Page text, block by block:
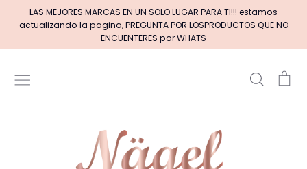
directamente
contenido
LAS MEJORES MARCAS EN UN SOLO LUGAR PARA TI!!! estamos
actualizando la pagina, PREGUNTA POR LOSPRODUCTOS QUE NO
ENCUENTERES por WHATS
Buscar
MARCAS DE ACRILICOS & GEL PINCELES (por tipos)